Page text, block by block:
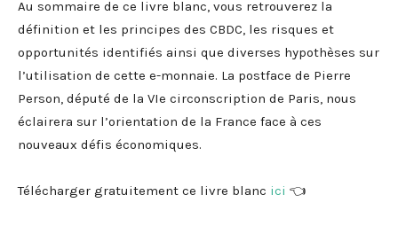
Au sommaire de ce livre blanc, vous retrouverez la
définition et les principes des CBDC, les risques et
opportunités identifiés ainsi que diverses hypothèses sur
l’utilisation de cette e-monnaie. La postface de Pierre
Person, député de la VIe circonscription de Paris, nous
éclairera sur l’orientation de la France face à ces
nouveaux défis économiques.
Télécharger gratuitement ce livre blanc ici 👈